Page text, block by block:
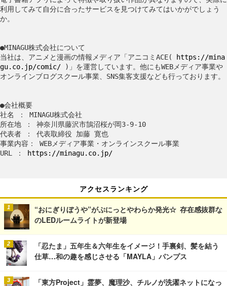
利用してみて自分に合ったサービスを見つけてみてはいかがでしょう
か。
●MINAGU株式会社について
当社は、アニメと漫画の情報メディア「アニコミACE(
https://mina
gu.co.jp/comic/ )」を運営しています。他にもWEBメディア事業や
オンラインブログスクール事業、SNS集客支援なども行っております。
●会社概要
社名 ： MINAGU株式会社
所在地 ： 神奈川県藤沢市鵠沼桜が岡3-9-10
代表者 ： 代表取締役 加藤 寛也
事業内容： WEBメディア事業・オンラインスクール事業
URL ：
https://minagu.co.jp/
アクセスランキング
“おにぎりぼうや”がぷにっとやわらか発光☆ 存在感抜群な
のLEDルームライトが新登場
「忍たま」五年生＆六年生をイメージ！手裏剣、髪を結う
仕草…和の趣を感じさせる「MAYLA」パンプス
「東方Project」霊夢、魔理沙、チルノが洗濯ネットになっ